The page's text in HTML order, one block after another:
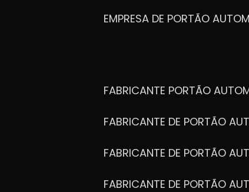
EMPRESA DE PORTÃO
FABRICANTE PORTÃO
FABRICANTE DE PORTÃO
FABRICANTE DE PORTÃO
FABRICANTE DE PORTÃO